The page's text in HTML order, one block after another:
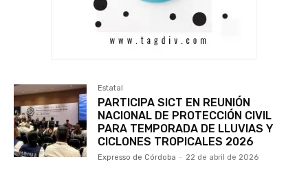
Estatal
PARTICIPA SICT EN REUNIÓN
NACIONAL DE PROTECCIÓN CIVIL
PARA TEMPORADA DE LLUVIAS Y
CICLONES TROPICALES 2026
Expresso de Córdoba - 22 de abril de 2026